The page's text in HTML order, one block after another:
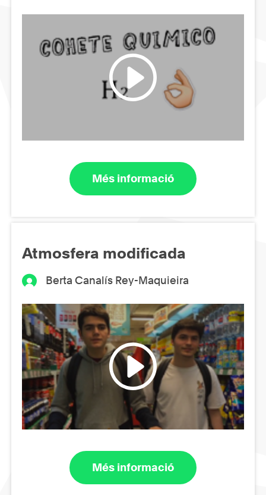
Més informació
Atmosfera modificada
Berta Canalís Rey-Maquieira
Més informació